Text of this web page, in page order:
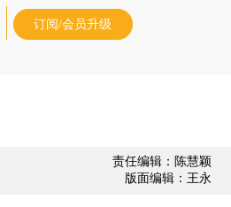
订阅/会员升级
责任编辑：陈慧颖
版面编辑：王永